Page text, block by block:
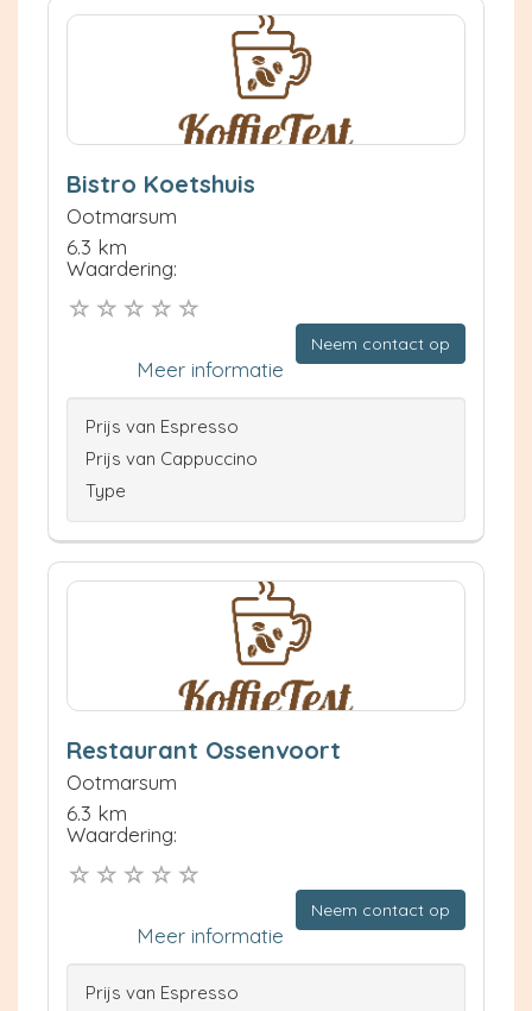
Bistro Koetshuis
Ootmarsum
6.3 km
Waardering:
Neem contact op
Meer informatie
Prijs van Espresso
Prijs van Cappuccino
Type
Restaurant Ossenvoort
Ootmarsum
6.3 km
Waardering:
Neem contact op
Meer informatie
Prijs van Espresso